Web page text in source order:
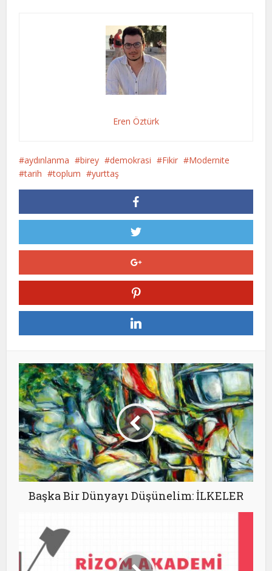
Eren Öztürk
aydınlanma birey demokrasi Fikir
Modernite
tarih
toplum yurttaş
Başka Bir Dünyayı Düşünelim: İLKELER